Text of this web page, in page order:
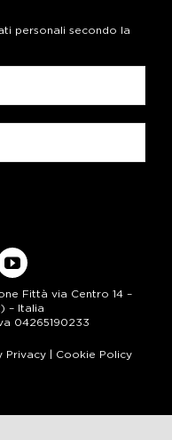
personali secondo la
Fittà via Centro 14 –
– Italia
04265190233
Privacy| Cookie Policy